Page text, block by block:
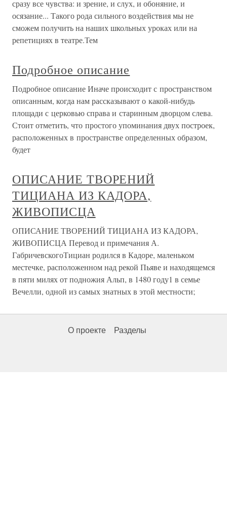
сразу все чувства: и зрение, и слух, и обоняние, и
осязание... Такого рода сильного воздействия мы не
сможем получить на наших школьных уроках или на
репетициях в театре.Тем
Подробное описание
Подробное описание Иначе происходит с пространством
описанным, когда нам рассказывают о какой-нибудь
площади с церковью справа и старинным дворцом слева.
Стоит отметить, что простого упоминания двух построек,
расположенных в пространстве определенных образом,
будет
ОПИСАНИЕ ТВОРЕНИЙ
ТИЦИАНА ИЗ КАДОРА,
ЖИВОПИСЦА
ОПИСАНИЕ ТВОРЕНИЙ ТИЦИАНА ИЗ КАДОРА,
ЖИВОПИСЦА Перевод и примечания А.
ГабричевскогоТициан родился в Кадоре, маленьком
местечке, расположенном над рекой Пьяве и находящемся
в пяти милях от подножия Альп, в 1480 году1 в семье
Вечелли, одной из самых знатных в этой местности;
О проекте Разделы